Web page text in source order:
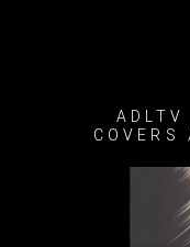
ADLTV